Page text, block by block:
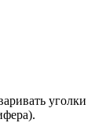
уголки